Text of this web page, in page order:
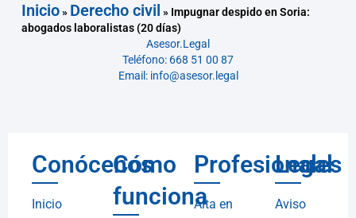
Inicio» Derecho civil » Impugnar despido en Soria:
abogados laboralistas (20 días)
Asesor.Legal
Teléfono: 668 51 00 87
Email: info@asesor.legal
Conócenos
Inicio
Cómo
funciona
Profesionales
Alta en
Legal
Aviso